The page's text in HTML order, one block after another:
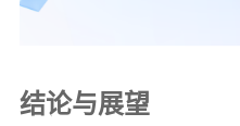
结论与展望